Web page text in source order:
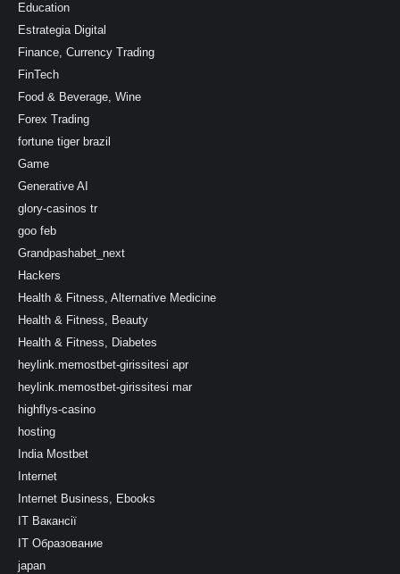
Education
Estrategia Digital
Finance, Currency Trading
FinTech
Food & Beverage, Wine
Forex Trading
fortune tiger brazil
Game
Generative AI
glory-casinos tr
goo feb
Grandpashabet_next
Hackers
Health & Fitness, Alternative Medicine
Health & Fitness, Beauty
Health & Fitness, Diabetes
heylink.memostbet-girissitesi apr
heylink.memostbet-girissitesi mar
highflys-casino
hosting
India Mostbet
Internet
Internet Business, Ebooks
IT Вакансії
IT Образование
japan